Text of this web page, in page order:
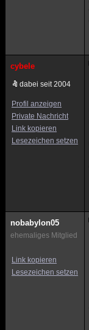
cybele
dabei seit 2004
Profil anzeigen
Private Nachricht
Link kopieren
Lesezeichen setzen
nobabylon05
ehemaliges Mitglied
Link kopieren
Lesezeichen setzen